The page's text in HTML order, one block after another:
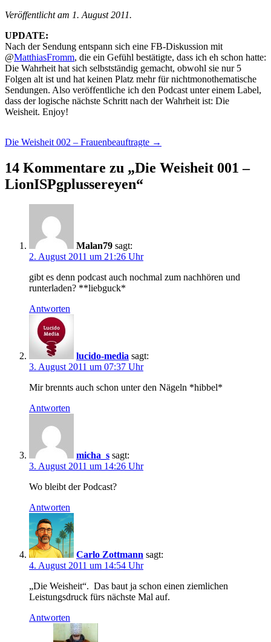
Veröffentlicht am 1. August 2011.
UPDATE:
Nach der Sendung entspann sich eine FB-Diskussion mit
@MatthiasFromm, die ein Gefühl bestätigte, dass ich eh schon hatte:
Die Wahrheit hat sich selbstständig gemacht, obwohl sie nur 5
Folgen alt ist und hat keinen Platz mehr für nichtmonothematische
Sendungen. Also veröffentliche ich den Podcast unter einem Label,
dass der logische nächste Schritt nach der Wahrheit ist: Die
Weisheit. Enjoy!
Beitragsnavigation
Die Weisheit 002 – Frauenbeauftragte →
14 Kommentare zu „Die Weisheit 001 –
LionISPgplussereyen“
Malan79 sagt:
2. August 2011 um 21:26 Uhr
gibt es denn podcast auch nochmal zum nachhören und
runterladen? **liebguck*
Antworten
lucido-media sagt:
3. August 2011 um 07:37 Uhr
Mir brennts auch schon unter den Nägeln *hibbel*
Antworten
micha_s sagt:
3. August 2011 um 14:26 Uhr
Wo bleibt der Podcast?
Antworten
Carlo Zottmann sagt:
4. August 2011 um 14:54 Uhr
„Die Weisheit“. Das baut ja schon einen ziemlichen
Leistungsdruck fürs nächste Mal auf.
Antworten